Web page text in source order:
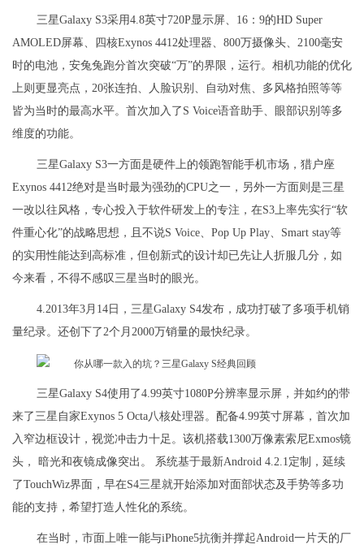
三星Galaxy S3采用4.8英寸720P显示屏、16：9的HD Super
AMOLED屏幕、四核Exynos 4412处理器、800万摄像头、2100毫安
时的电池，安兔兔跑分首次突破“万”的界限，运行。相机功能的优化
上则更显亮点，20张连拍、人脸识别、自动对焦、多风格拍照等等
皆为当时的最高水平。首次加入了S Voice语音助手、眼部识别等多
维度的功能。
三星Galaxy S3一方面是硬件上的领跑智能手机市场，猎户座
Exynos 4412绝对是当时最为强劲的CPU之一，另外一方面则是三星
一改以往风格，专心投入于软件研发上的专注，在S3上率先实行“软
件重心化”的战略思想，且不说S Voice、Pop Up Play、Smart stay等
的实用性能达到高标准，但创新式的设计却已先让人折服几分，如
今来看，不得不感叹三星当时的眼光。
4.2013年3月14日，三星Galaxy S4发布，成功打破了多项手机销
量纪录。还创下了2个月2000万销量的最快纪录。
三星Galaxy S4使用了4.99英寸1080P分辨率显示屏，并如约的带
来了三星自家Exynos 5 Octa八核处理器。配备4.99英寸屏幕，首次加
入窄边框设计，视觉冲击力十足。该机搭载1300万像素索尼Exmos镜
头， 暗光和夜镜成像突出。 系统基于最新Android 4.2.1定制，延续
了TouchWiz界面，早在S4三星就开始添加对面部状态及手势等多功
能的支持，希望打造人性化的系统。
在当时，市面上唯一能与iPhone5抗衡并撑起Android一片天的厂